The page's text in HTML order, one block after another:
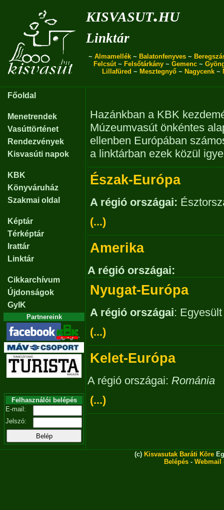
kisvasut.hu
Linktár
~ Almamellék ~ Balatonfenyves ~
Felcsút~ Felsőtárkány ~ Gemenc ~
Lillafüred ~ Mesztegnyő~ Nagycenk~
Főoldal
Menetrendek
Vasúttörténet
Rendezvények
Kisvasúti napok
KBK
Könyváruház
Szakmai oldal
Képtár
Térképtár
Irattár
Linktár
Cikkarchívum
Újdonságok
GyIK
Partnereink
Felhasználói belépés
E-mail:
Jelszó:
Hazánkban a KBK
Múzeumvasút önkéntes
ellenben Európában
a linktárban ezek közül
Észak-Európa
A régió országai:
(...)
Amerika
A régió országai:
Nyugat-Európa
A régió országai:
(...)
Kelet-Európa
A régió országai: Románia
(...)
(c) Kisvasutak Baráti Köre
Belépés - Webmail